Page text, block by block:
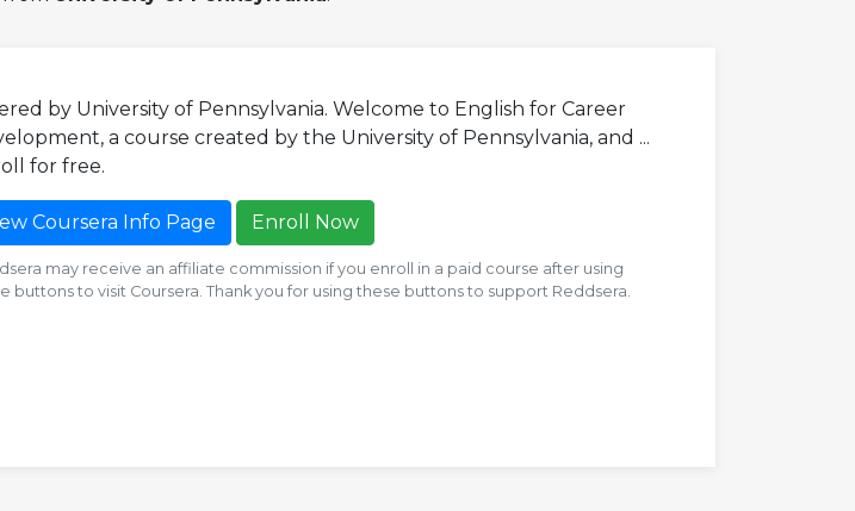
by University of Pennsylvania. Welcome to English for Career
a course created by the University of Pennsylvania, and ...
for free.
Coursera Info Page Enroll Now
may receive an affiliate commission if you enroll in a paid course after using
buttons to visit Coursera. Thank you for using these buttons to support Reddsera.